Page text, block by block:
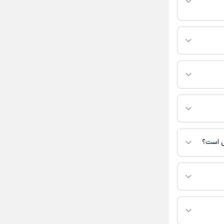
از هر نظر
فعالیت
نیست. برای
است.
است؟
در دسترس نیست.